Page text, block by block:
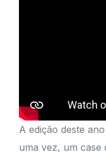
A edição deste
uma vez, um case